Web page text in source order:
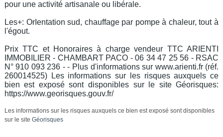
pour une activité artisanale ou libérale.
Les+: OrIentation sud, chauffage par pompe à chaleur, tout à
l'égout.
Prix TTC et Honoraires à charge vendeur TTC ARIENTI
IMMOBILIER - CHAMBART PACO - 06 34 47 25 56 - RSAC
N° 910 093 236 - - Plus d'informations sur www.arienti.fr (réf.
260014525) Les informations sur les risques auxquels ce
bien est exposé sont disponibles sur le site Géorisques:
https://www.georisques.gouv.fr/
Les informations sur les risques auxquels ce bien est exposé sont disponibles
sur le site Géorisques